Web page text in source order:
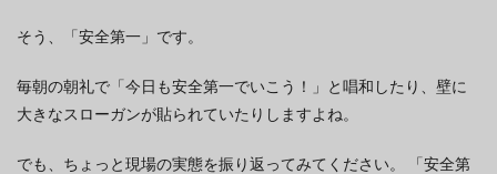
そう、「安全第一」です。
毎朝の朝礼で「今日も安全第一でいこう！」と唱和したり、壁に
大きなスローガンが貼られていたりしますよね。
でも、ちょっと現場の実態を振り返ってみてください。 「安全第